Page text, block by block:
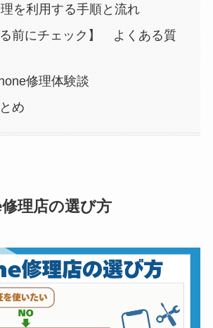
を利用する手順と流れ
る前にチェック】 よくある質
修理体験談
め
理店の選び方